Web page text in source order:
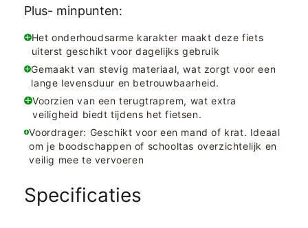
Plus- minpunten:
Het onderhoudsarme karakter maakt deze fiets
uiterst geschikt voor dagelijks gebruik
Gemaakt van stevig materiaal, wat zorgt voor een
lange levensduur en betrouwbaarheid.
Voorzien van een terugtraprem, wat extra
veiligheid biedt tijdens het fietsen.
Voordrager: Geschikt voor een mand of krat. Ideaal
om je boodschappen of schooltas overzichtelijk en
veilig mee te vervoeren
Specificaties